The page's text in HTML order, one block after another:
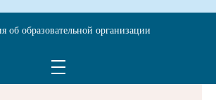
об образовательной организации